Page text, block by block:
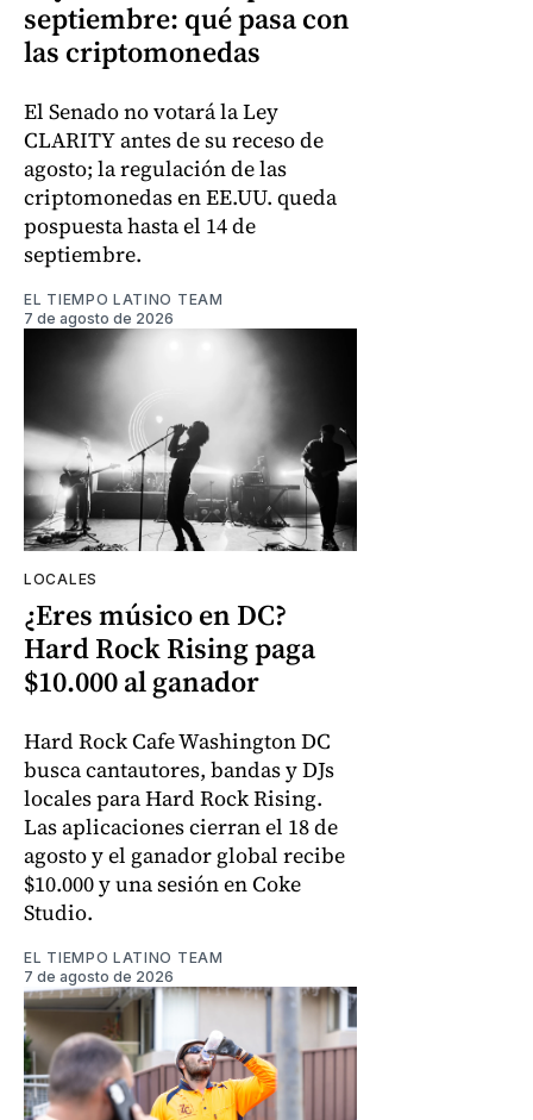
septiembre: qué pasa con
las criptomonedas
El Senado no votará la Ley
CLARITY antes de su receso de
agosto; la regulación de las
criptomonedas en EE.UU. queda
pospuesta hasta el 14 de
septiembre.
EL TIEMPO LATINO TEAM
7 de agosto de 2026
LOCALES
¿Eres músico en DC?
Hard Rock Rising paga
$10.000 al ganador
Hard Rock Cafe Washington DC
busca cantautores, bandas y DJs
locales para Hard Rock Rising.
Las aplicaciones cierran el 18 de
agosto y el ganador global recibe
$10.000 y una sesión en Coke
Studio.
EL TIEMPO LATINO TEAM
7 de agosto de 2026